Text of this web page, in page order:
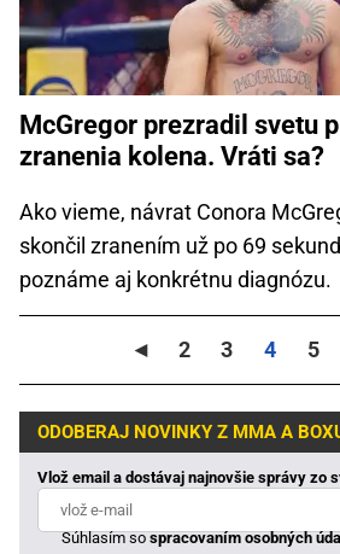
McGregor prezradil svetu
zranenia kolena. Vráti sa?
Ako vieme, návrat Conora
skončil zranením už po 69
poznáme aj konkrétnu diagnózu.
◄ 2 3 4 5
ODOBERAJ NOVINKY Z MMA A
Vlož email a dostávaj najnovšie správy zo
Súhlasím sospracovaním osobných